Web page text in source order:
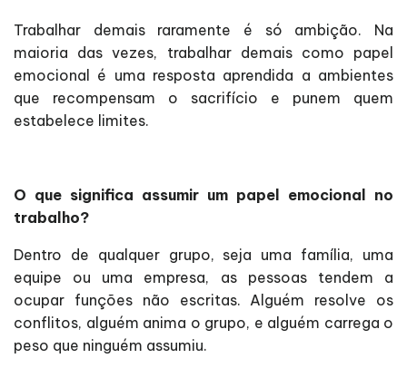
Trabalhar demais raramente é só ambição. Na
maioria das vezes, trabalhar demais como papel
emocional é uma resposta aprendida a ambientes
que recompensam o sacrifício e punem quem
estabelece limites.
O que significa assumir um papel emocional no
trabalho?
Dentro de qualquer grupo, seja uma família, uma
equipe ou uma empresa, as pessoas tendem a
ocupar funções não escritas. Alguém resolve os
conflitos, alguém anima o grupo, e alguém carrega o
peso que ninguém assumiu.